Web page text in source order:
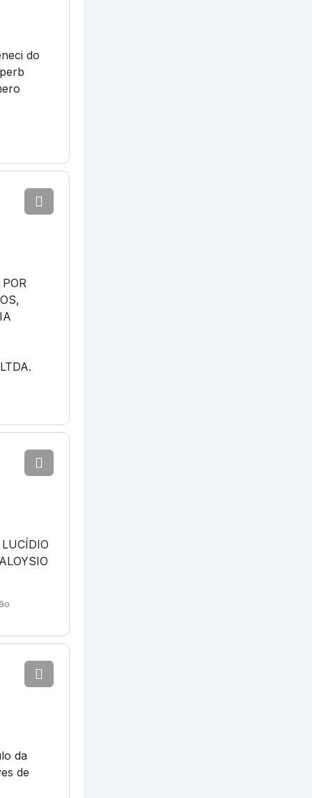
do
da
de